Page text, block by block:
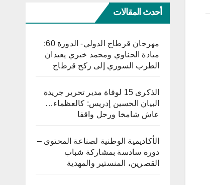
أحدث المقالات
مهرجان قرطاج الدولي- الدورة 60:
ميادة الحناوي ومحمد خيري يعيدان
الطرب السوري إلى ركح قرطاج
الذكرى 15 لوفاة مدير تحرير جريدة
البيان الحسين إدريس: كالعظماء…
عاش شامخا ورحل واقفا
الأكاديمية الوطنية لصناعة المحتوى –
دورة سادسة بمشاركة شباب
القصرين، المنستير والمهدية